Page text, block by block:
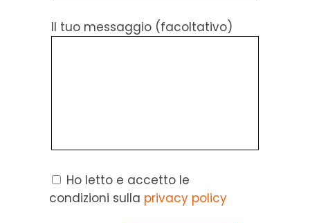
Il tuo messaggio (facoltativo)
Ho letto e accetto le
condizioni sulla privacy policy